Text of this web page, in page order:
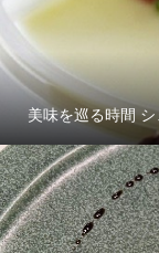
美味を巡る時間